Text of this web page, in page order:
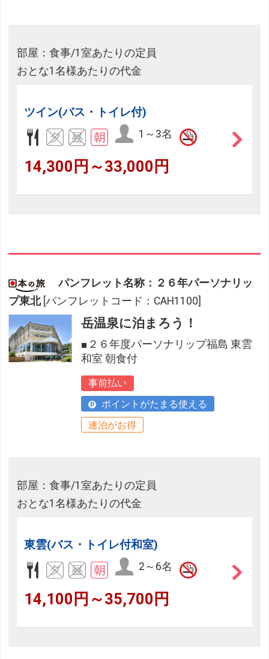
部屋：食事/1室あたりの定員
おとな1名様あたりの代金
ツイン(バス・トイレ付)
1～3名
14,300円～33,000円
パンフレット名称：２６年パーソナリッ
プ東北 [パンフレットコード：CAH1100]
岳温泉に泊まろう！
■２６年度パーソナリップ福島 東雲
和室 朝食付
事前払い
ポイントがたまる使える
連泊がお得
部屋：食事/1室あたりの定員
おとな1名様あたりの代金
東雲(バス・トイレ付和室)
2～6名
14,100円～35,700円